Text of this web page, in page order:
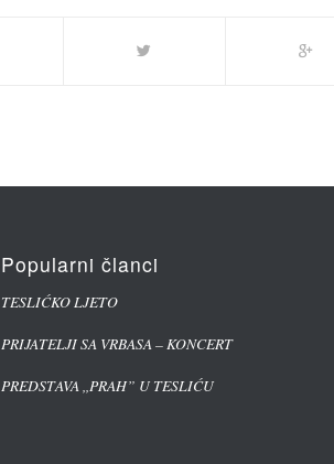
Popularni članci
TESLIĆKO LJETO
PRIJATELJI SA VRBASA – KONCERT
PREDSTAVA ,,PRAH” U TESLIĆU